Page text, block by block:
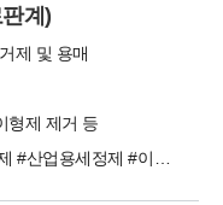
계)
제 및 용매
형제 제거 등